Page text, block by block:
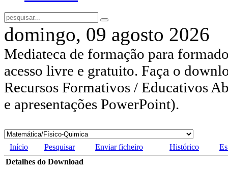
domingo, 09 agosto 2026
Mediateca de formação para
acesso livre e gratuito. Faça o
Recursos Formativos / Educativos
e apresentações PowerPoint).
Início Pesquisar Enviar ficheiro Histórico
Detalhes do Download